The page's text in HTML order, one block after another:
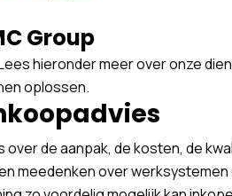
Group
hieronder meer over onze
oplossen.
de aanpak, de kosten, de
meedenken over